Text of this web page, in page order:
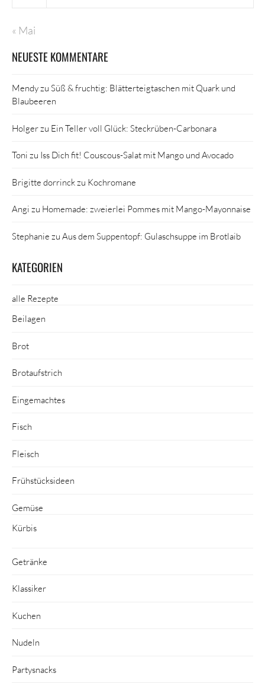
« Mai
NEUESTE KOMMENTARE
Mendyzu Süß & fruchtig: Blätterteigtaschen mit Quark und
Blaubeeren
Holgerzu Ein Teller voll Glück: Steckrüben-Carbonara
Toni zu Iss Dich fit! Couscous-Salat mit Mango und Avocado
Brigitte dorrinckzu Kochromane
Angi zu Homemade: zweierlei Pommes mit Mango-Mayonnaise
Stephanie zu Aus dem Suppentopf: Gulaschsuppe im Brotlaib
KATEGORIEN
alle Rezepte
Beilagen
Brot
Brotaufstrich
Eingemachtes
Fisch
Fleisch
Frühstücksideen
Gemüse
Kürbis
Getränke
Klassiker
Kuchen
Nudeln
Partysnacks